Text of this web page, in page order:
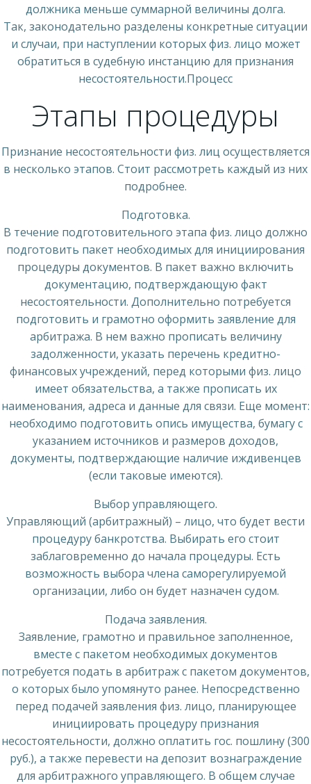
должника меньше суммарной величины долга.
Так, законодательно разделены конкретные ситуации
и случаи, при наступлении которых физ. лицо может
обратиться в судебную инстанцию для признания
несостоятельности.Процесс
Этапы процедуры
Признание несостоятельности физ. лиц осуществляется
в несколько этапов. Стоит рассмотреть каждый из них
подробнее.
Подготовка.
В течение подготовительного этапа физ. лицо должно
подготовить пакет необходимых для инициирования
процедуры документов. В пакет важно включить
документацию, подтверждающую факт
несостоятельности. Дополнительно потребуется
подготовить и грамотно оформить заявление для
арбитража. В нем важно прописать величину
задолженности, указать перечень кредитно-
финансовых учреждений, перед которыми физ. лицо
имеет обязательства, а также прописать их
наименования, адреса и данные для связи. Еще момент:
необходимо подготовить опись имущества, бумагу с
указанием источников и размеров доходов,
документы, подтверждающие наличие иждивенцев
(если таковые имеются).
Выбор управляющего.
Управляющий (арбитражный) – лицо, что будет вести
процедуру банкротства. Выбирать его стоит
заблаговременно до начала процедуры. Есть
возможность выбора члена саморегулируемой
организации, либо он будет назначен судом.
Подача заявления.
Заявление, грамотно и правильное заполненное,
вместе с пакетом необходимых документов
потребуется подать в арбитраж с пакетом документов,
о которых было упомянуто ранее. Непосредственно
перед подачей заявления физ. лицо, планирующее
инициировать процедуру признания
несостоятельности, должно оплатить гос. пошлину (300
руб.), а также перевести на депозит вознаграждение
для арбитражного управляющего. В общем случае